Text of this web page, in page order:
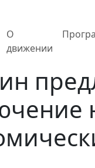
О
движении